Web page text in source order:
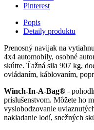
Pinterest
Popis
Detaily produktu
Prenosný navijak na
4x4 automobily, osobné
skútre. Ťažná sila 907 kg,
ovládaním, káblovaním,
Winch-In-A-Bag® -
príslušenstvom. Môžete ho
vyslobodzovanie
nakladanie lodí, snežných